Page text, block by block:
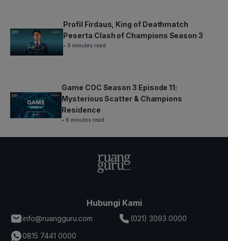
Profil Firdaus, King of Deathmatch
Peserta Clash of Champions Season 3
• 9 minutes read
Game COC Season 3 Episode 11:
Mysterious Scatter & Champions
Residence
• 8 minutes read
Hubungi Kami
info@ruangguru.com
(021) 3093 0000
0815 7441 0000